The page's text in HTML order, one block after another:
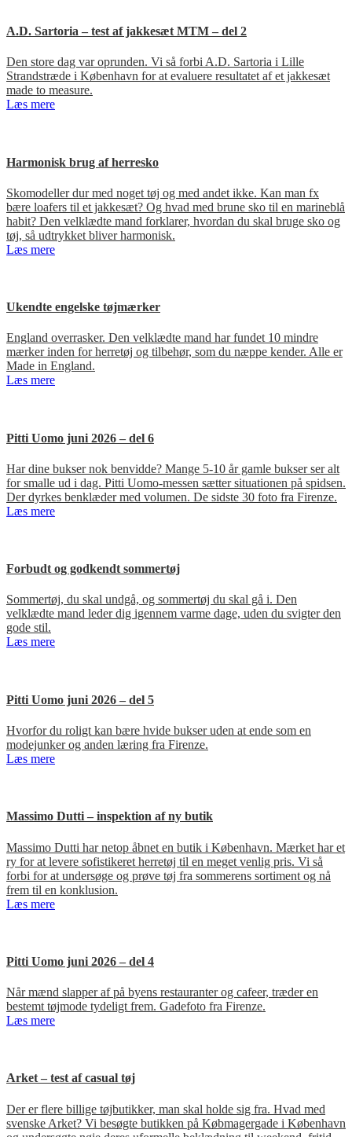
A.D. Sartoria – test af jakkesæt MTM – del 2
Den store dag var oprunden. Vi så forbi A.D. Sartoria i Lille
Strandstræde i København for at evaluere resultatet af et jakkesæt
made to measure.
Læs mere
Harmonisk brug af herresko
Skomodeller dur med noget tøj og med andet ikke. Kan man fx
bære loafers til et jakkesæt? Og hvad med brune sko til en marineblå
habit? Den velklædte mand forklarer, hvordan du skal bruge sko og
tøj, så udtrykket bliver harmonisk.
Læs mere
Ukendte engelske tøjmærker
England overrasker. Den velklædte mand har fundet 10 mindre
mærker inden for herretøj og tilbehør, som du næppe kender. Alle er
Made in England.
Læs mere
Pitti Uomo juni 2026 – del 6
Har dine bukser nok benvidde? Mange 5-10 år gamle bukser ser alt
for smalle ud i dag. Pitti Uomo-messen sætter situationen på spidsen.
Der dyrkes benklæder med volumen. De sidste 30 foto fra Firenze.
Læs mere
Forbudt og godkendt sommertøj
Sommertøj, du skal undgå, og sommertøj du skal gå i. Den
velklædte mand leder dig igennem varme dage, uden du svigter den
gode stil.
Læs mere
Pitti Uomo juni 2026 – del 5
Hvorfor du roligt kan bære hvide bukser uden at ende som en
modejunker og anden læring fra Firenze.
Læs mere
Massimo Dutti – inspektion af ny butik
Massimo Dutti har netop åbnet en butik i København. Mærket har et
ry for at levere sofistikeret herretøj til en meget venlig pris. Vi så
forbi for at undersøge og prøve tøj fra sommerens sortiment og nå
frem til en konklusion.
Læs mere
Pitti Uomo juni 2026 – del 4
Når mænd slapper af på byens restauranter og cafeer, træder en
bestemt tøjmode tydeligt frem. Gadefoto fra Firenze.
Læs mere
Arket – test af casual tøj
Der er flere billige tøjbutikker, man skal holde sig fra. Hvad med
svenske Arket? Vi besøgte butikken på Købmagergade i København